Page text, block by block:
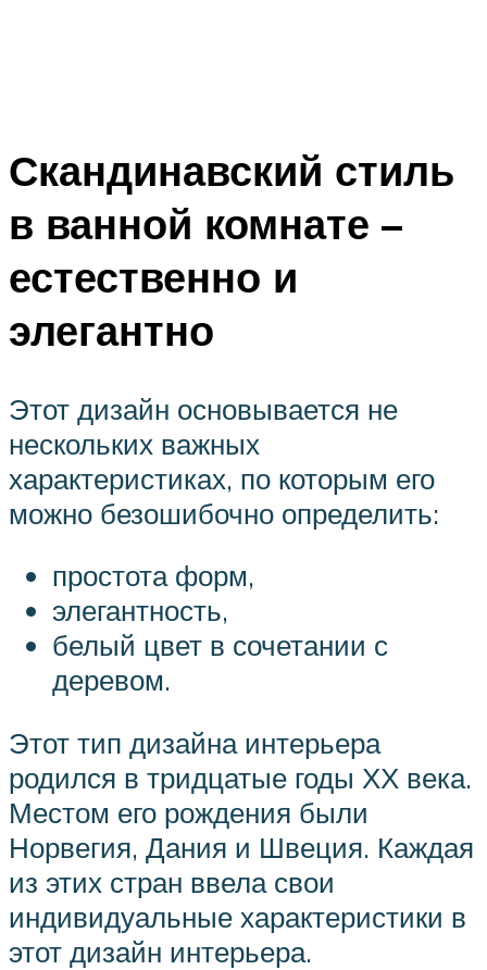
Скандинавский стиль
в ванной комнате –
естественно и
элегантно
Этот дизайн основывается не
нескольких важных
характеристиках, по которым его
можно безошибочно определить:
простота форм,
элегантность,
белый цвет в сочетании с
деревом.
Этот тип дизайна интерьера
родился в тридцатые годы ХХ века.
Местом его рождения были
Норвегия, Дания и Швеция. Каждая
из этих стран ввела свои
индивидуальные характеристики в
этот дизайн интерьера.